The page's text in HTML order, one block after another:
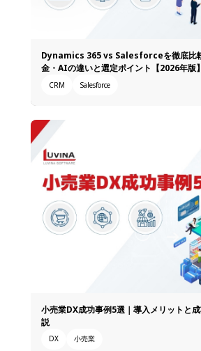
Dynamics 365 vs Salesforceを徹底比
金・AIの違いと選定ポイント【2026年版】
CRM Salesforce
小売業DX成功事例5選｜導入メリットと
説
DX 小売業